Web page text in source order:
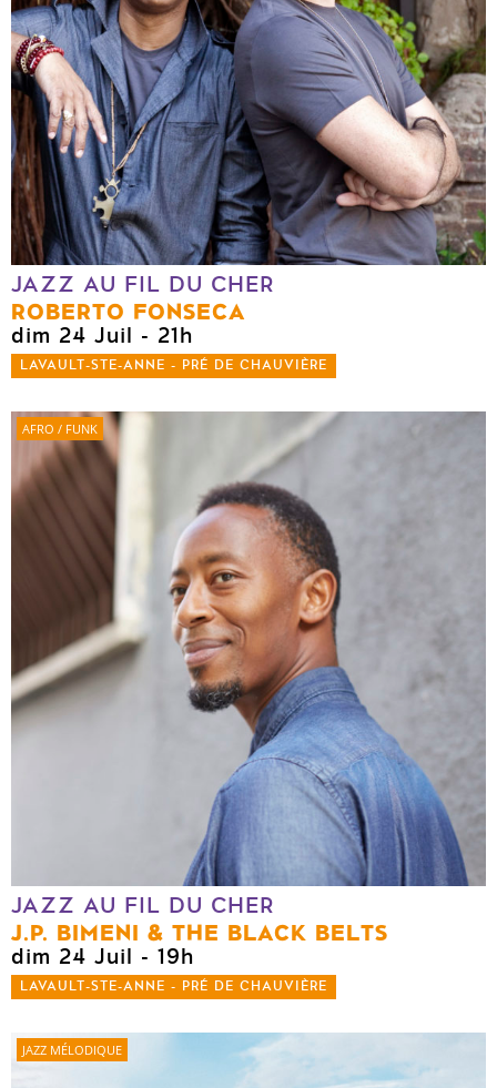
JAZZ AU FIL DU CHER
ROBERTO FONSECA
dim 24 Juil - 21h
LAVAULT-STE-ANNE - PRÉ DE CHAUVIÈRE
AFRO / FUNK
JAZZ AU FIL DU CHER
J.P. BIMENI & THE BLACK BELTS
dim 24 Juil - 19h
LAVAULT-STE-ANNE - PRÉ DE CHAUVIÈRE
JAZZ MÉLODIQUE